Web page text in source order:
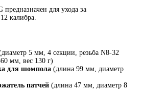
предназначен для ухода за
калибра.
5 мм, 4 секции, резьба N8-32
мм, вес 130 г)
для шомпола (длина 99 мм, диаметр
патчей (длина 47 мм, диаметр 8